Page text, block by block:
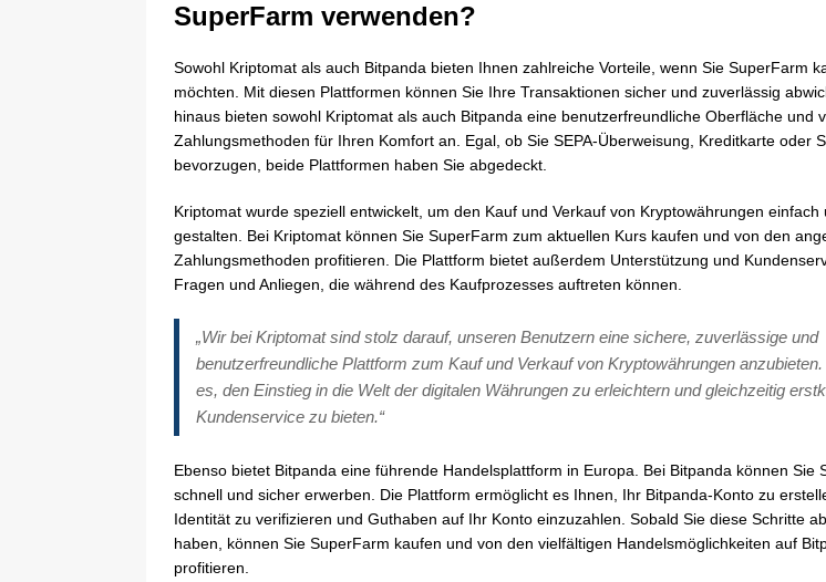
SuperFarm verwenden?
Sowohl Kriptomat als auch Bitpanda bieten Ihnen zahlreiche Vorteile, wenn Sie SuperFarm
möchten. Mit diesen Plattformen können Sie Ihre Transaktionen sicher und zuverlässig
hinaus bieten sowohl Kriptomat als auch Bitpanda eine benutzerfreundliche Oberfläche und
Zahlungsmethoden für Ihren Komfort an. Egal, ob Sie SEPA-Überweisung, Kreditkarte oder
bevorzugen, beide Plattformen haben Sie abgedeckt.
Kriptomat wurde speziell entwickelt, um den Kauf und Verkauf von Kryptowährungen einfach
gestalten. Bei Kriptomat können Sie SuperFarm zum aktuellen Kurs kaufen und von den
Zahlungsmethoden profitieren. Die Plattform bietet außerdem Unterstützung und
Fragen und Anliegen, die während des Kaufprozesses auftreten können.
„Wir bei Kriptomat sind stolz darauf, unseren Benutzern eine sichere, zuverlässige und
benutzerfreundliche Plattform zum Kauf und Verkauf von Kryptowährungen
es, den Einstieg in die Welt der digitalen Währungen zu erleichtern und gleichzeitig
Kundenservice zu bieten.“
Ebenso bietet Bitpanda eine führende Handelsplattform in Europa. Bei Bitpanda können Sie
schnell und sicher erwerben. Die Plattform ermöglicht es Ihnen, Ihr Bitpanda-Konto zu
Identität zu verifizieren und Guthaben auf Ihr Konto einzuzahlen. Sobald Sie diese Schritte
haben, können Sie SuperFarm kaufen und von den vielfältigen Handelsmöglichkeiten auf
profitieren.